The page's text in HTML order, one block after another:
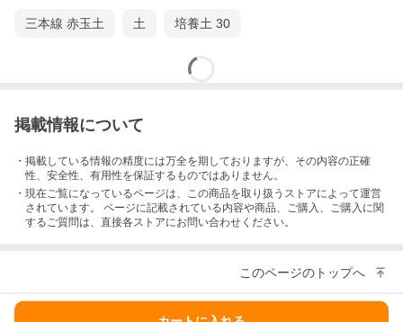
三本線 赤玉土 土 培養土 30
掲載情報について
・掲載している情報の精度には万全を期しておりますが、その内容の正確
性、安全性、有用性を保証するものではありません。
・現在ご覧になっているページは、この商品を取り扱うストアによって運営
されています。 ページに記載されている内容や商品、ご購入 、ご購入に関
するご質問は、直接各ストアにお問い合わせください。
このページのトップへ